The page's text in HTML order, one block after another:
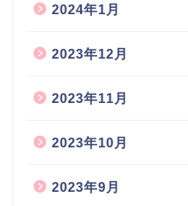
2024年1月
2023年12月
2023年11月
2023年10月
2023年9月